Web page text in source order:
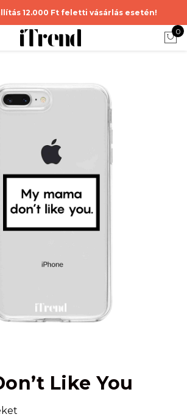
12.000 Ft feletti vásárlás esetén!
0
Like You